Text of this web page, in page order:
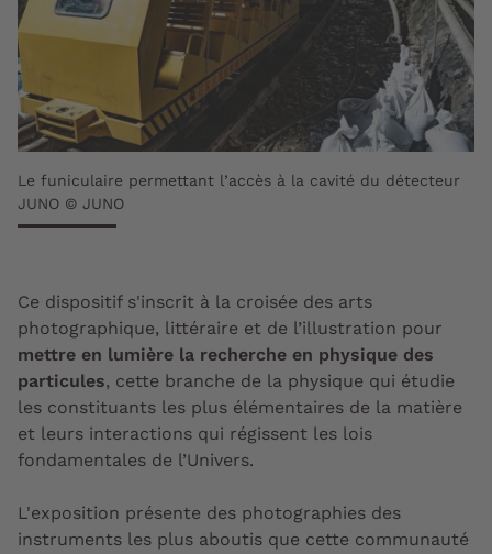
Le funiculaire permettant l’accès à la cavité du détecteur
JUNO © JUNO
Ce dispositif s'inscrit à la croisée des arts
photographique, littéraire et de l’illustration pour
mettre en lumière la recherche en physique des
particules, cette branche de la physique qui étudie
les constituants les plus élémentaires de la matière
et leurs interactions qui régissent les lois
fondamentales de l’Univers.
L'exposition présente des photographies des
instruments les plus aboutis que cette communauté